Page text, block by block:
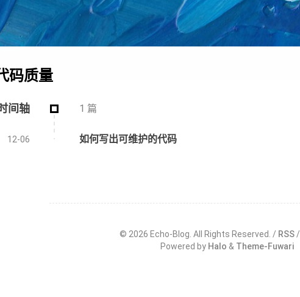
码质量
间轴 1 篇
12-06 如何写出可维护的代码
© 2026 Echo-Blog. All Rights Reserved. / RSS/
Powered by Halo & Theme-Fuwari